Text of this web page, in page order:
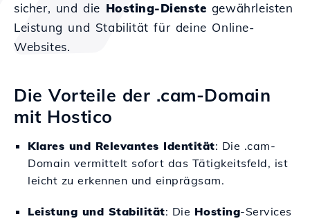
sicher, und die Hosting-Dienste gewährleisten
Leistung und Stabilität für deine Online-
Websites.
Die Vorteile der .cam-Domain
mit Hostico
Klares und Relevantes Identität: Die .cam-
Domain vermittelt sofort das Tätigkeitsfeld, ist
leicht zu erkennen und einprägsam.
Leistung und Stabilität: Die Hosting-Services